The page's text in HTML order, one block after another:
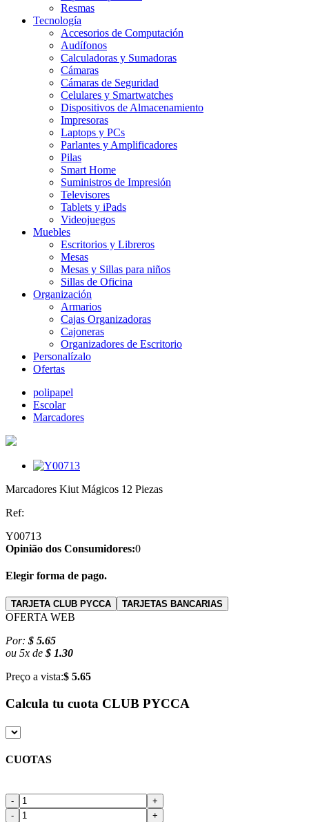
Resmas
Tecnología
Accesorios de Computación
Audífonos
Calculadoras y Sumadoras
Cámaras
Cámaras de Seguridad
Celulares y Smartwatches
Dispositivos de Almacenamiento
Impresoras
Laptops y PCs
Parlantes y Amplificadores
Pilas
Smart Home
Suministros de Impresión
Televisores
Tablets y iPads
Videojuegos
Muebles
Escritorios y Libreros
Mesas
Mesas y Sillas para niños
Sillas de Oficina
Organización
Armarios
Cajas Organizadoras
Cajoneras
Organizadores de Escritorio
Personalízalo
Ofertas
polipapel
Escolar
Marcadores
Marcadores Kiut Mágicos 12 Piezas
Ref:
Y00713
Opinião dos Consumidores:0
Elegir forma de pago.
TARJETA CLUB PYCCA TARJETAS BANCARIAS
OFERTA WEB
Por: $ 5.65
ou 5x de $ 1.30
Preço a vista:$ 5.65
Calcula tu cuota CLUB PYCCA
CUOTAS
-
+
-
+